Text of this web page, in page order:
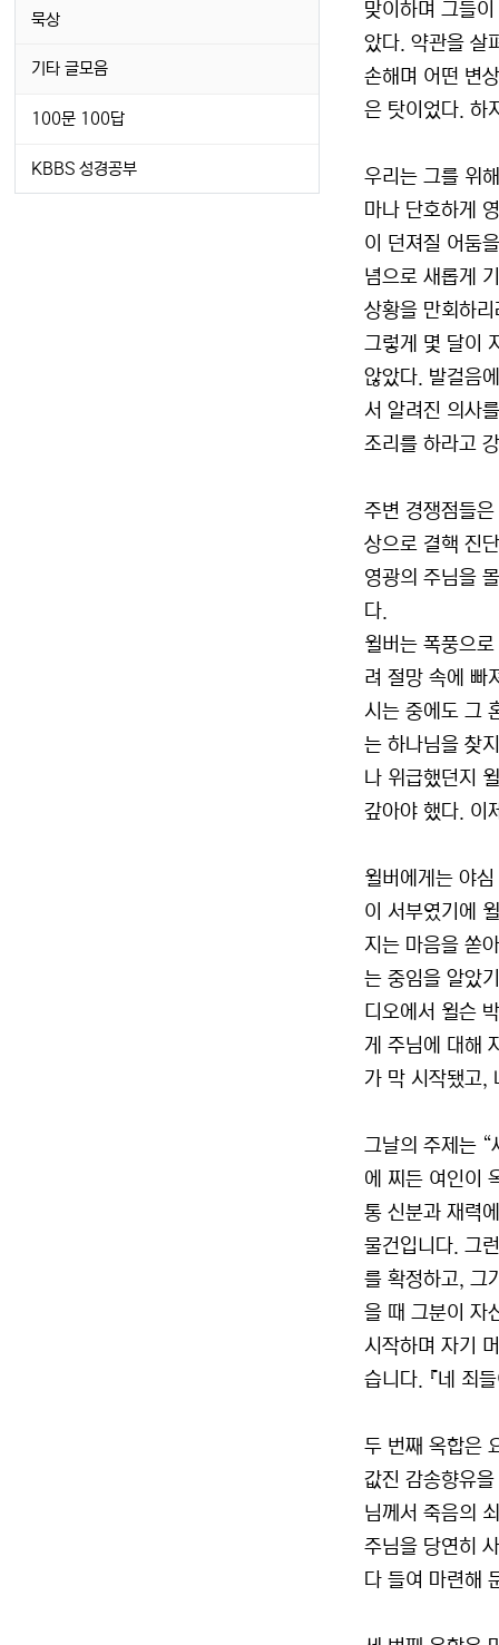
맞이하며 그들
았다. 약관을 살
손해며 어떤 변
은 탓이었다. 하
우리는 그를 위
마나 단호하게
이 던져질 어둠
념으로 새롭게
상황을 만회하
그렇게 몇 달이
않았다. 발걸음
서 알려진 의사
조리를 하라고
주변 경쟁점들
상으로 결핵 진
영광의 주님을
다.
윌버는 폭풍으
려 절망 속에 빠
시는 중에도 그
는 하나님을 찾
나 위급했던지
갚아야 했다. 이
윌버에게는 야
이 서부였기에
지는 마음을 쏟
는 중임을 알았
디오에서 윌슨
게 주님에 대해
가 막 시작됐고,
그날의 주제는
에 찌든 여인이
통 신분과 재력
물건입니다. 그
를 확정하고, 그
을 때 그분이 자
시작하며 자기
습니다. 『네 죄
두 번째 옥합은
값진 감송향유
님께서 죽음의
주님을 당연히
다 들여 마련해
묵상
기타 글모음
100문 100답
KBBS 성경공부